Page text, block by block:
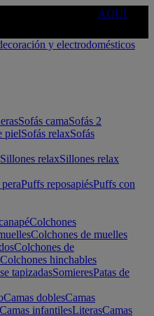
AQUÍ
Sofás camaSofás 2
pielSofás relaxSofás
Sillones relaxSillones relax
Puffs reposapiésPuffs con
Colchones
Colchones de muelles
Colchones de
Colchones hinchables
tapizadasSomieresPatas de
Camas doblesCamas
Camas infantilesLiterasCamas